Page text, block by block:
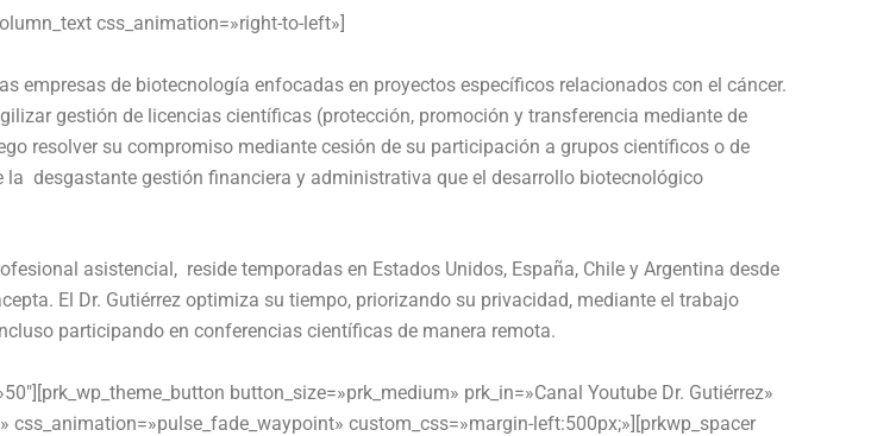
css_animation=»right-to-left»]
empresas de biotecnología enfocadas en proyectos específicos relacionados con el cáncer.
gestión de licencias científicas (protección, promoción y transferencia mediante de
resolver su compromiso mediante cesión de su participación a grupos científicos o de
desgastante gestión financiera y administrativa que el desarrollo biotecnológico
asistencial, reside temporadas en Estados Unidos, España, Chile y Argentina desde
El Dr. Gutiérrez optimiza su tiempo, priorizando su privacidad, mediante el trabajo
participando en conferencias científicas de manera remota.
button_size=»prk_medium» prk_in=»Canal Youtube Dr. Gutiérrez»
custom_css=»margin-left:500px;»][prkwp_spacer